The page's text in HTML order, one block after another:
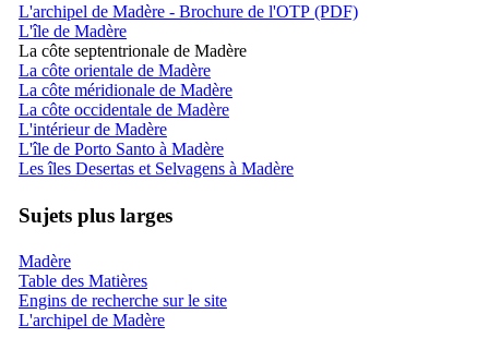
L'archipel de Madère - Brochure de l'OTP (PDF)
L'île de Madère
La côte septentrionale de Madère
La côte orientale de Madère
La côte méridionale de Madère
La côte occidentale de Madère
L'intérieur de Madère
L'île de Porto Santo à Madère
Les îles Desertas et Selvagens à Madère
Sujets plus larges
Madère
Table des Matières
Engins de recherche sur le site
L'archipel de Madère